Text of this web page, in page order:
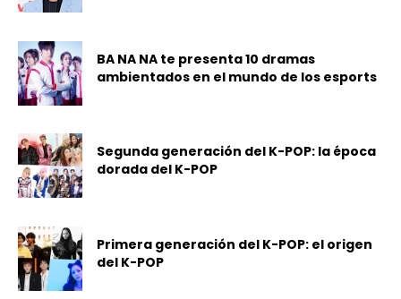
BA NA NA te presenta 10 dramas
ambientados en el mundo de los esports
Segunda generación del K-POP: la época
dorada del K-POP
Primera generación del K-POP: el origen
del K-POP